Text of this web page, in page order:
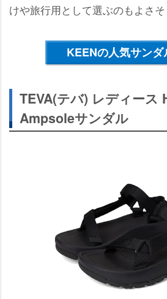
けや旅行用として選ぶのもよさそ
KEENの人気サンダ
TEVA(テバ) レディース
Ampsoleサンダル